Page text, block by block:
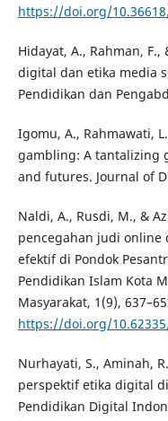
https://doi.org/
Hidayat, A., Rahman,
digital dan etika media
Pendidikan dan
Igomu, A., Rahmawati,
gambling: A tantalizing
and futures. Journal of
Naldi, A., Rusdi, M., &
pencegahan judi online
efektif di Pondok
Pendidikan Islam Kota
Masyarakat, 1(9),
https://doi.org/
Nurhayati, S., Aminah,
perspektif etika digital
Pendidikan Digital